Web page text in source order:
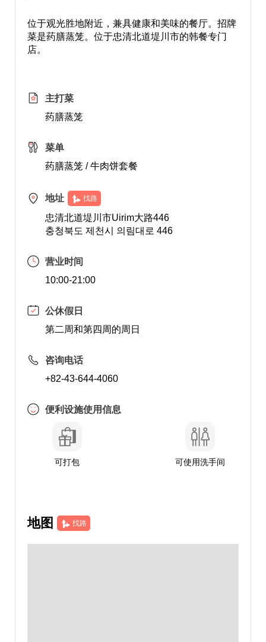
位于观光胜地附近，兼具健康和美味的餐厅。招牌
菜是药膳蒸笼。位于忠清北道堤川市的韩餐专门
店。
主打菜
药膳蒸笼
菜单
药膳蒸笼 / 牛肉饼套餐
地址 找路
忠清北道堤川市Uirim大路446
충청북도 제천시 의림대로 446
营业时间
10:00-21:00
公休假日
第二周和第四周的周日
咨询电话
+82-43-644-4060
便利设施使用信息
可打包 可使用洗手间
地图 找路